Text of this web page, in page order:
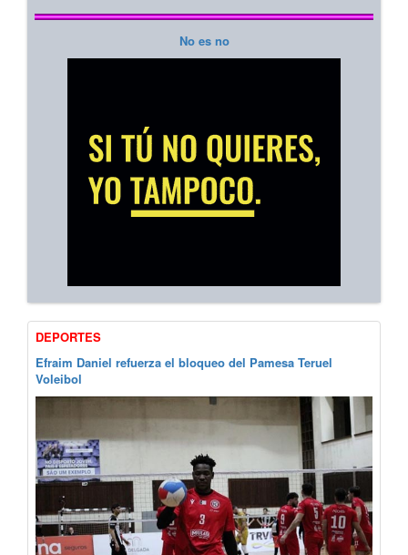
No es no
DEPORTES
Efraim Daniel refuerza el bloqueo del Pamesa Teruel
Voleibol